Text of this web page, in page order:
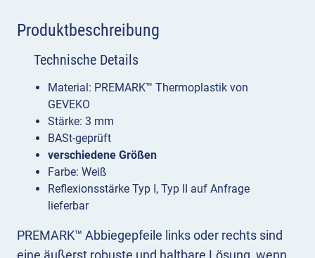
Produktbeschreibung
PREMARK™ Abbiegepfeile links oder rechts sind
eine äußerst robuste und haltbare Lösung, wenn
Technische Details
Material: PREMARK™ Thermoplastik von
GEVEKO
Stärke: 3 mm
BASt-geprüft
verschiedene Größen
Farbe: Weiß
Reflexionsstärke Typ I, Typ II auf Anfrage
lieferbar